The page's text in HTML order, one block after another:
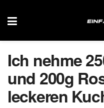
Ich nehme
und 200g
leckeren